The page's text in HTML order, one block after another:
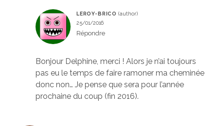
LEROY-BRICO
25/01/2016
Répondre
Bonjour Delphine, merci ! Alors je n’ai toujours
pas eu le temps de faire ramoner ma cheminée
donc non… Je pense que sera pour l’année
prochaine du coup (fin 2016).